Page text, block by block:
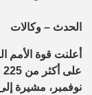
الحدث – وكالات
أعلنت قوة الأمم
نوفمبر، مشيرة إلى